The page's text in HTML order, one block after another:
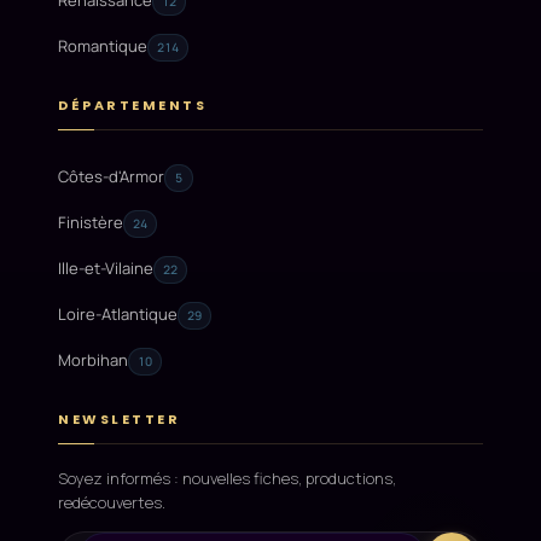
Romantique 214
DÉPARTEMENTS
Côtes-d'Armor 5
Finistère 24
Ille-et-Vilaine 22
Loire-Atlantique 29
Morbihan 10
NEWSLETTER
Soyez informés : nouvelles fiches, productions,
redécouvertes.